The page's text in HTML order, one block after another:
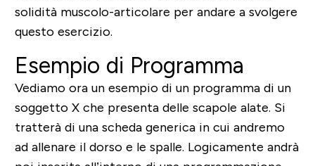
solidità muscolo-articolare per andare a svolgere
questo esercizio.
Esempio di Programma
Vediamo ora un esempio di un programma di un
soggetto X che presenta delle scapole alate. Si
tratterà di una scheda generica in cui andremo
ad allenare il dorso e le spalle. Logicamente andrà